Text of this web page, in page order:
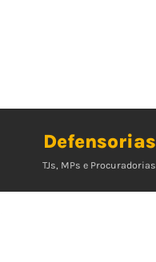
Defensorias
TJs, MPs e Procuradorias